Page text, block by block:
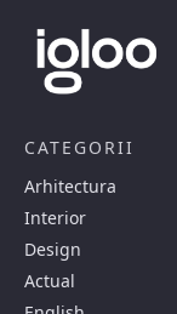
CATEGORII
Arhitectura
Interior
Design
Actual